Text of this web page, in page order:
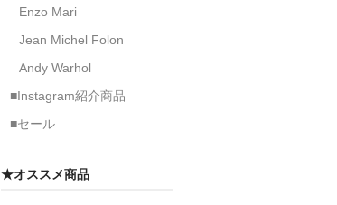
Enzo Mari
Jean Michel Folon
Andy Warhol
■Instagram紹介商品
■セール
★オススメ商品